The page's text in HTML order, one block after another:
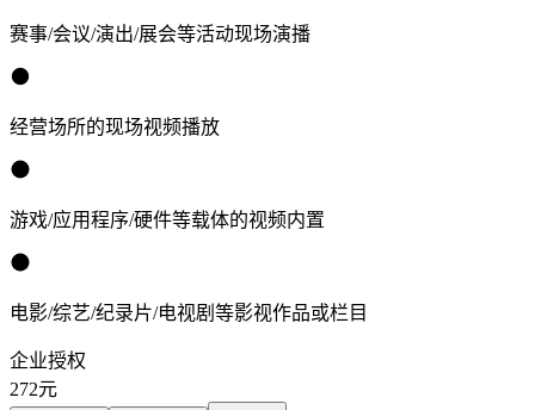
赛事/会议/演出/展会等活动现场演播
经营场所的现场视频播放
游戏/应用程序/硬件等载体的视频内置
电影/综艺/纪录片/电视剧等影视作品或栏目
企业授权
272元